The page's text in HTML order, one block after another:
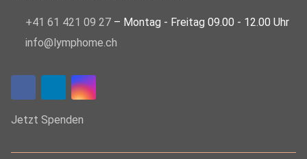
+41 61 421 09 27 – Montag - Freitag 09.00 - 12.00 Uhr
info@lymphome.ch
Jetzt Spenden